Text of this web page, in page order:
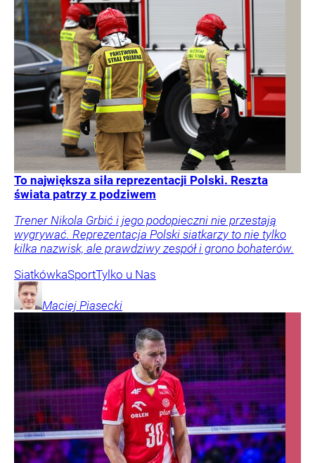
To największa siła reprezentacji Polski. Reszta
świata patrzy z podziwem
Trener Nikola Grbić i jego podopieczni nie przestają
wygrywać. Reprezentacja Polski siatkarzy to nie tylko
kilka nazwisk, ale prawdziwy zespół i grono bohaterów.
SiatkówkaSportTylko u Nas
Maciej Piasecki